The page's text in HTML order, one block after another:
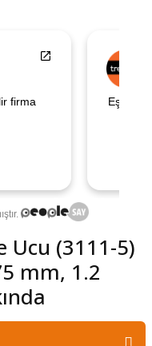
Ucu (3111-5)
mm, 1.2